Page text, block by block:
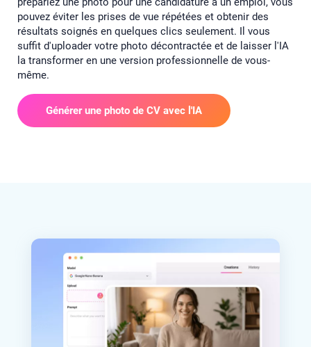
pouvez éviter les prises de vue répétées et obtenir des
résultats soignés en quelques clics seulement. Il vous
suffit d'uploader votre photo décontractée et de laisser l'IA
la transformer en une version professionnelle de vous-
même.
Générer une photo de CV avec l'IA